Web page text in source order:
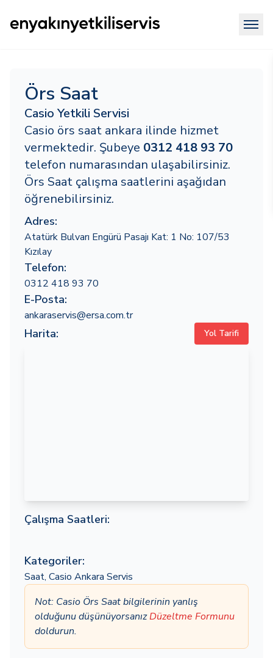
Örs Saat
Casio Yetkili Servisi
Casio örs saat ankara ilinde hizmet
vermektedir. Şubeye 0312 418 93 70
telefon numarasından ulaşabilirsiniz.
Örs Saat çalışma saatlerini aşağıdan
öğrenebilirsiniz.
Adres:
Atatürk Bulvarı Engürü Pasajı Kat: 1 No: 107/53
Kızılay
Telefon:
0312 418 93 70
E-Posta:
ankaraservis@ersa.com.tr
Harita: Yol Tarifi
Çalışma Saatleri:
Kategoriler:
Saat, Casio Ankara Servis
Not: Casio Örs Saat bilgilerinin yanlış
olduğunu düşünüyorsanızDüzeltme Formunu
doldurun.